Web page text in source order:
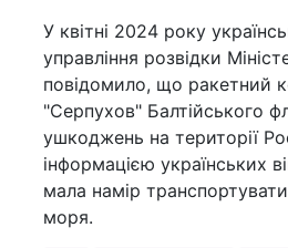
У квітні 2024 року
управління розвідки
повідомило, що ракетний
"Серпухов" Балтійського
ушкоджень на території
інформацією українських
мала намір
моря.